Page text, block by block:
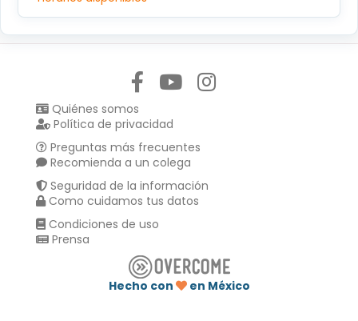
Quiénes somos
Política de privacidad
Preguntas más frecuentes
Recomienda a un colega
Seguridad de la información
Como cuidamos tus datos
Condiciones de uso
Prensa
Hecho con
en México